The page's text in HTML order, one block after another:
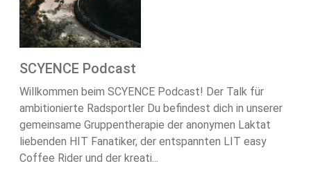
SCYENCE Podcast
Willkommen beim SCYENCE Podcast! Der Talk für
ambitionierte Radsportler Du befindest dich in unserer
gemeinsame Gruppentherapie der anonymen Laktat
liebenden HIT Fanatiker, der entspannten LIT easy
Coffee Rider und der kreati...